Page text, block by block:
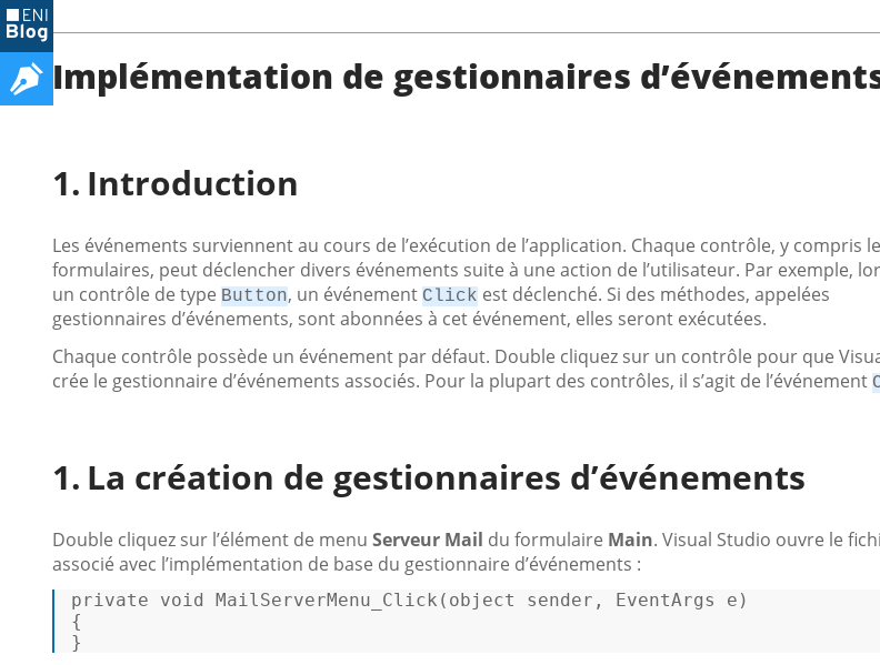
Implémentation de gestionnaires
Introduction
Les événements surviennent au cours de l’exécution de l’application. Chaque contrôle, y compris
formulaires, peut déclencher divers événements suite à une action de l’utilisateur. Par exemple,
un contrôle de type Button, un événement Click est déclenché. Si des méthodes, appelées
gestionnaires d’événements, sont abonnées à cet événement, elles seront exécutées.
Chaque contrôle possède un événement par défaut. Double cliquez sur un contrôle pour que
crée le gestionnaire d’événements associés. Pour la plupart des contrôles, il s’agit de l’événement
La création de gestionnaires d’événements
Double cliquez sur l’élément de menu Serveur Mail du formulaire Main. Visual Studio ouvre le
associé avec l’implémentation de base du gestionnaire d’événements :
private void MailServerMenu_Click ( object sender, EventArgs e )
{
}